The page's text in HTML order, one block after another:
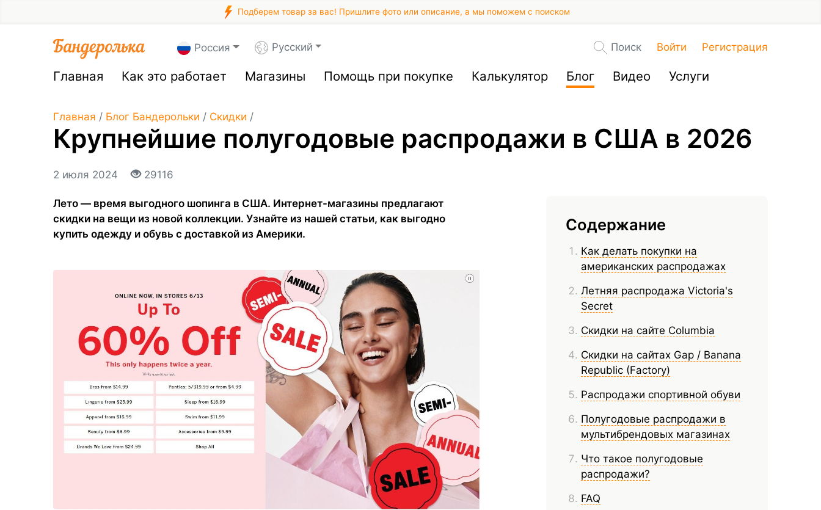
Подберем товар за вас! Пришлите фото или описание, а мы поможем с поиском
Россия Русский Поиск Войти Регистрация
Главная Как это работает Магазины Помощь при покупке Калькулятор Блог Видео Услуги
Главная / Блог Бандерольки / Скидки /
Крупнейшие полугодовые распродажи в США в 2026
2 июля 2024 29116
Содержание
Как делать покупки на
американских распродажах
Летняя распродажа Victoria's
Secret
Скидки на сайте Columbia
Скидки на сайтах Gap / Banana
Republic (Factory)
Распродажи спортивной обуви
Полугодовые распродажи в
мультибрендовых магазинах
Что такое полугодовые
распродажи?
FAQ
Лето — время выгодного шопинга в США. Интернет-магазины предлагают
скидки на вещи из новой коллекции. Узнайте из нашей статьи, как выгодно
купить одежду и обувь с доставкой из Америки.